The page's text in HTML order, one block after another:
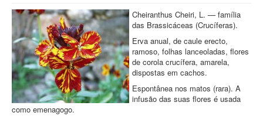
Cheiranthus Cheiri, L. — família
das Brassicáceas (Crucíferas).
Erva anual, de caule erecto,
ramoso, folhas lanceoladas, flores
de corola crucífera, amarela,
dispostas em cachos.
Espontânea nos matos (rara). A
infusão das suas flores é usada
como emenagogo.